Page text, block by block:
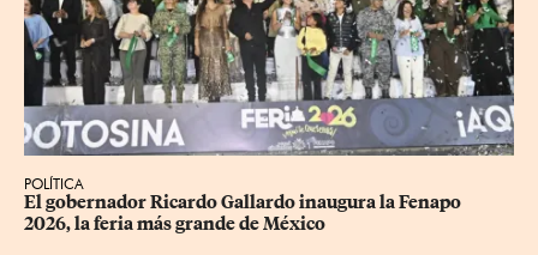
POLÍTICA
​El gobernador Ricardo Gallardo inaugura la Fenapo
2026, la feria más grande de México